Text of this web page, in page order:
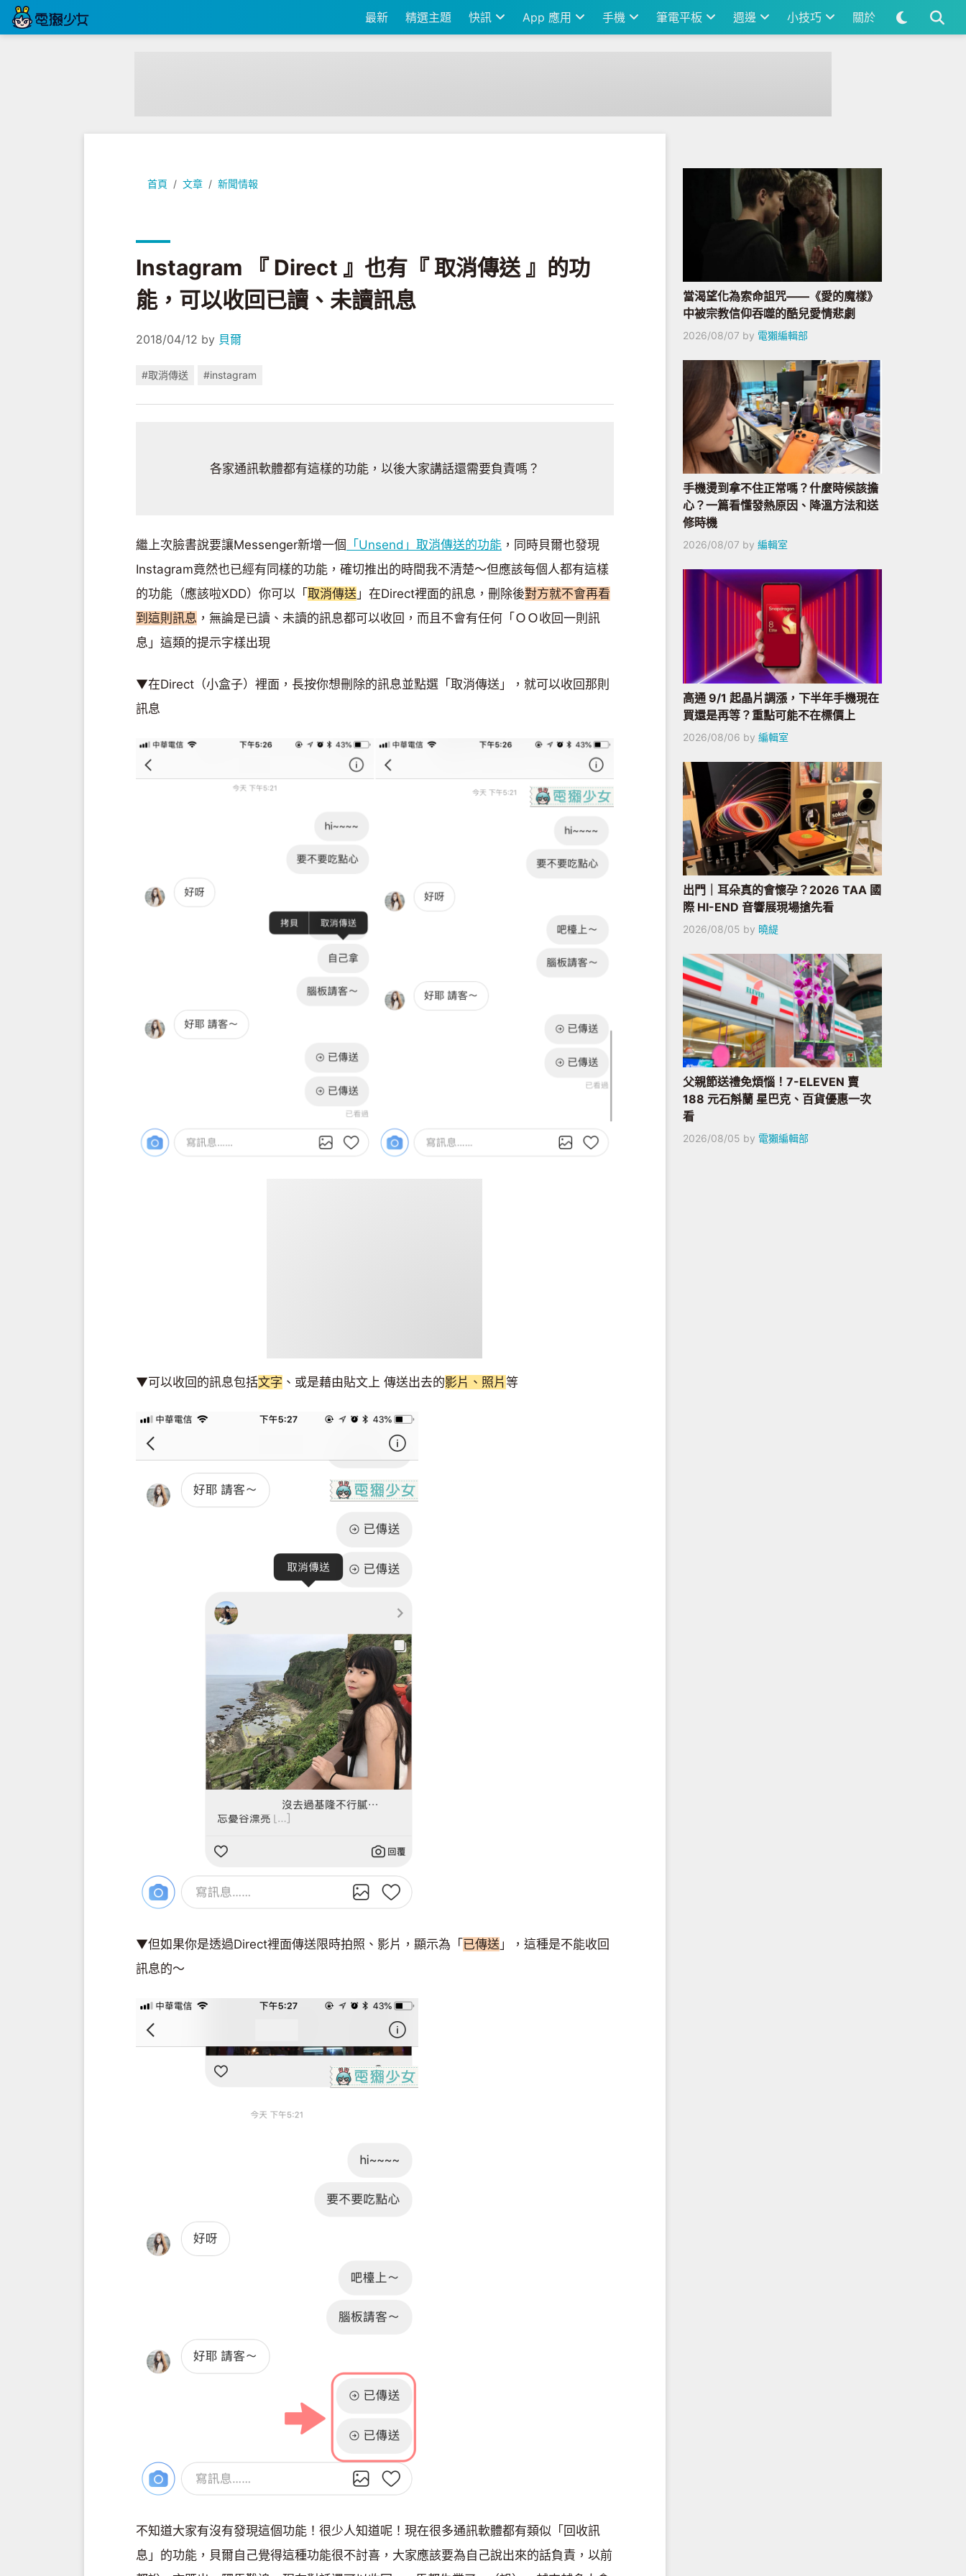
最新 精選主題 快訊 App 應用 手機 筆電平板 週邊 小技巧 關於
首頁 文章 新聞情報
Instagram 『 Direct 』也有『 取消傳送 』的功能，可以收回已讀、未讀訊息
Instagram 『 Direct 』也有『 取消傳送 』的功
能，可以收回已讀、未讀訊息
2018/04/12 by 貝爾
#取消傳送 #instagram
各家通訊軟體都有這樣的功能，以後大家講話還需要負責嗎？
繼上次臉書說要讓Messenger新增一個 「Unsend」取消傳送的功能 ，同時貝爾也發現
Instagram竟然也已經有同樣的功能，確切推出的時間我不清楚～但應該每個人都有這樣
的功能（應該啦XDD）你可以「 取消傳送 」在Direct裡面的訊息，刪除後對方就不會再看
到這則訊息 ，無論是已讀、未讀的訊息都可以收回，而且不會有任何「ＯＯ收回一則訊
息」這類的提示字樣出現
▼在Direct（小盒子）裡面，長按你想刪除的訊息並點選「取消傳送」，就可以收回那則
訊息
▼可以收回的訊息包括文字 、或是藉由貼文上 傳送出去的影片、照片 等
▼但如果你是透過Direct裡面傳送限時拍照、影片，顯示為「已傳送 」，這種是不能收回
訊息的～
不知道大家有沒有發現這個功能！很少人知道呢！現在很多通訊軟體都有類似「回收訊
息」的功能，貝爾自己覺得這種功能很不討喜，大家應該要為自己說出來的話負責，以前
當渴望化為索命詛咒——《愛的魔樣》
中被宗教信仰吞噬的酷兒愛情悲劇
2026/08/07 by 電獺編輯部
手機燙到拿不住正常嗎？什麼時候該擔
心？一篇看懂發熱原因、降溫方法和送
修時機
2026/08/07 by 編輯室
高通 9/1 起晶片調漲，下半年手機現在
買還是再等？重點可能不在標價上
2026/08/06 by 編輯室
出門｜耳朵真的會懷孕？2026 TAA 國
際 HI-END 音響展現場搶先看
2026/08/05 by 曉緹
父親節送禮免煩惱！7-ELEVEN 賣
188 元石斛蘭 星巴克、百貨優惠一次
看
2026/08/05 by 電獺編輯部